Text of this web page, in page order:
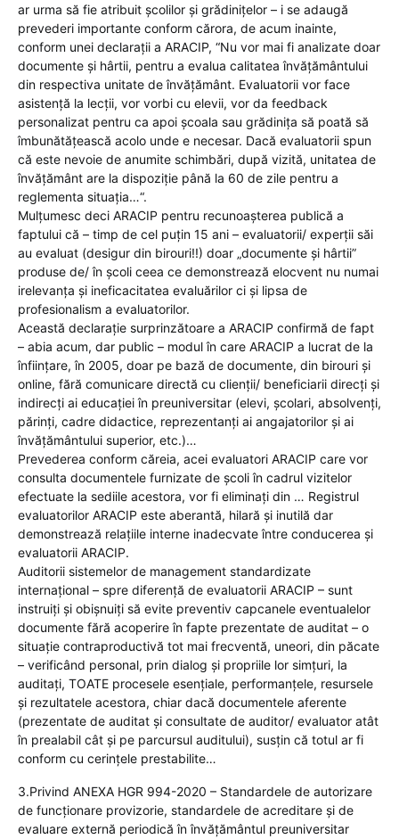
ar urma să fie atribuit școlilor și grădinițelor – i se adaugă
prevederi importante conform cărora, de acum inainte,
conform unei declarații a ARACIP, “Nu vor mai fi analizate doar
documente și hârtii, pentru a evalua calitatea învățământului
din respectiva unitate de învățământ. Evaluatorii vor face
asistență la lecții, vor vorbi cu elevii, vor da feedback
personalizat pentru ca apoi școala sau grădinița să poată să
îmbunătățească acolo unde e necesar. Dacă evaluatorii spun
că este nevoie de anumite schimbări, după vizită, unitatea de
învățământ are la dispoziție până la 60 de zile pentru a
reglementa situația…“.
Mulțumesc deci ARACIP pentru recunoașterea publică a
faptului că – timp de cel puțin 15 ani – evaluatorii/ experții săi
au evaluat (desigur din birouri!!) doar „documente și hârtii”
produse de/ în școli ceea ce demonstrează elocvent nu numai
irelevanța și ineficacitatea evaluărilor ci și lipsa de
profesionalism a evaluatorilor.
Această declarație surprinzătoare a ARACIP confirmă de fapt
– abia acum, dar public – modul în care ARACIP a lucrat de la
înființare, în 2005, doar pe bază de documente, din birouri și
online, fără comunicare directă cu clienții/ beneficiarii direcți și
indirecți ai educației în preuniversitar (elevi, școlari, absolvenți,
părinți, cadre didactice, reprezentanți ai angajatorilor și ai
învățământului superior, etc.)…
Prevederea conform căreia, acei evaluatori ARACIP care vor
consulta documentele furnizate de școli în cadrul vizitelor
efectuate la sediile acestora, vor fi eliminați din … Registrul
evaluatorilor ARACIP este aberantă, hilară și inutilă dar
demonstrează relațiile interne inadecvate între conducerea și
evaluatorii ARACIP.
Auditorii sistemelor de management standardizate
internațional – spre diferență de evaluatorii ARACIP – sunt
instruiți și obișnuiți să evite preventiv capcanele eventualelor
documente fără acoperire în fapte prezentate de auditat – o
situație contraproductivă tot mai frecventă, uneori, din păcate
– verificând personal, prin dialog și propriile lor simțuri, la
auditați, TOATE procesele esențiale, performanțele, resursele
și rezultatele acestora, chiar dacă documentele aferente
(prezentate de auditat și consultate de auditor/ evaluator atât
în prealabil cât și pe parcursul auditului), susțin că totul ar fi
conform cu cerințele prestabilite…
3.Privind ANEXA HGR 994-2020 – Standardele de autorizare
de funcționare provizorie, standardele de acreditare și de
evaluare externă periodică în învățământul preuniversitar